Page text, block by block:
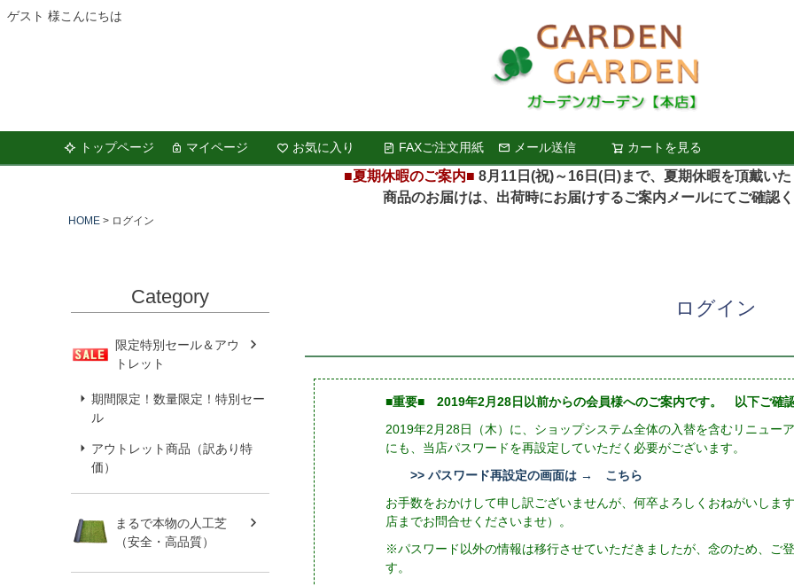
ゲスト 様こんにちは
トップページ マイページ お気に入り FAXご注文用紙 メール送信 カートを見る
検索
■夏期休暇のご案内■ 8月11日(祝)～16日(日)まで、夏期休暇を頂戴い
商品のお届けは、出荷時にお届けするご案内メールにてご確認く
HOME ログイン
Category
限定特別セール＆アウ
トレット
期間限定！数量限定！特別セー
ル
アウトレット商品（訳あり特
価）
まるで本物の人工芝
（安全・高品質）
ログイン
■重要■ 2019年2月28日以前からの会員様へのご案内です。 以下ご確
2019年2月28日（木）に、ショップシステム全体の入替を含むリニュー
にも、当店パスワードを再設定していただく必要がございます。
>> パスワード再設定の画面は → こちら
お手数をおかけして申し訳ございませんが、何卒よろしくおねがいし
店までお問合せくださいませ）。
※パスワード以外の情報は移行させていただきましたが、念のため、ご
す。